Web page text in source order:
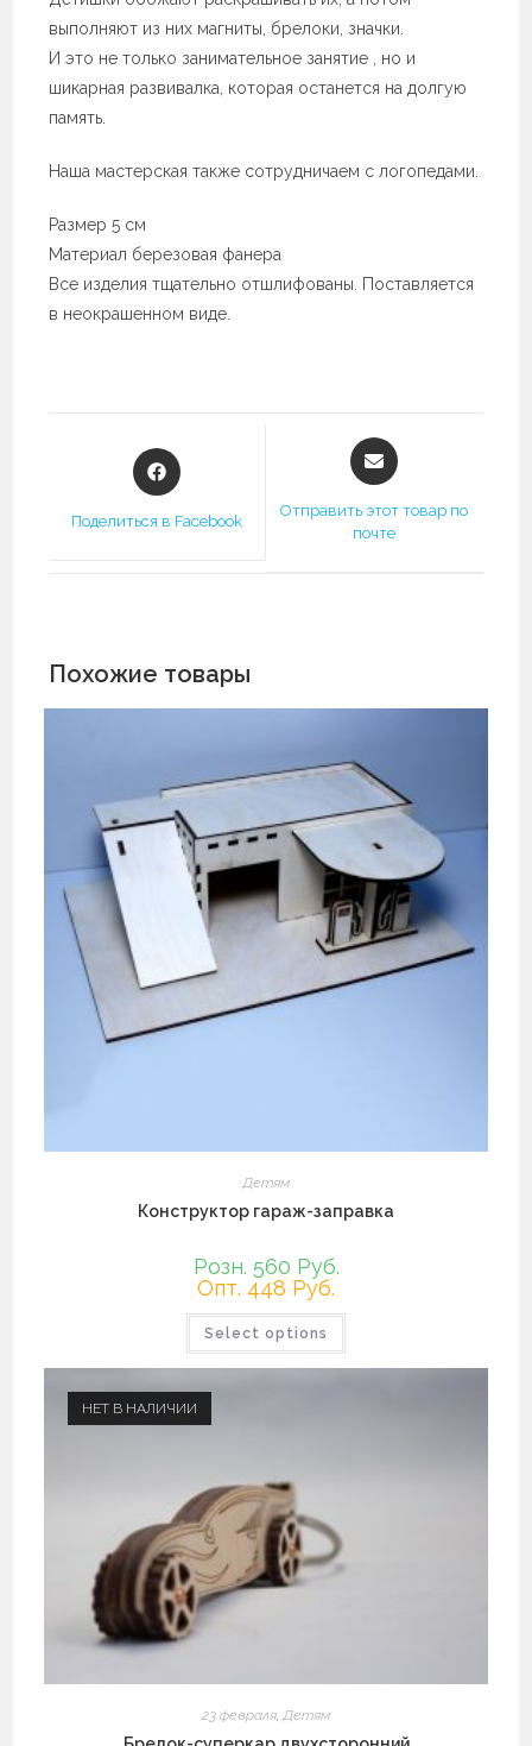
выполняют из них магниты, брелоки, значки. ⠀
И это не только занимательное занятие , но и
шикарная развивалка, которая останется на долгую
память. ⠀
Наша мастерская также сотрудничаем с логопедами.
Размер 5 см ⠀
Материал березовая фанера
Все изделия тщательно отшлифованы. Поставляется
в неокрашенном виде.
Открывается
в
Поделиться в Facebook
Открывается
в
окне
Отправить этот товар по
почте
Похожие товары
Детям
Конструктор гараж-заправка
Розн. 560 Руб.
Опт. 448 Руб.
Select options
НЕТ В НАЛИЧИИ
23 февраля, Детям